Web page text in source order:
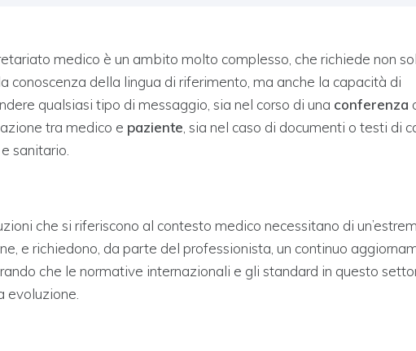
medico è un ambito molto complesso, che richiede non
conoscenza della lingua di riferimento, ma anche la capacità di
qualsiasi tipo di messaggio, sia nel corso di una conferenza
tra medico e paziente, sia nel caso di documenti o testi di
sanitario.
che si riferiscono al contesto medico necessitano di
e richiedono, da parte del professionista, un continuo
che le normative internazionali e gli standard in questo
evoluzione.